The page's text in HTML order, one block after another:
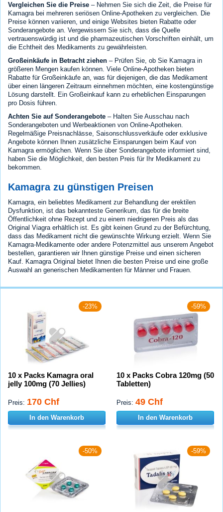
Vergleichen Sie die Preise – Nehmen Sie sich die Zeit, die Preise für
Kamagra bei mehreren seriösen Online-Apotheken zu vergleichen. Die
Preise können variieren, und einige Websites bieten Rabatte oder
Sonderangebote an. Vergewissern Sie sich, dass die Quelle
vertrauenswürdig ist und die pharmazeutischen Vorschriften einhält, um
die Echtheit des Medikaments zu gewährleisten.
Großeinkäufe in Betracht ziehen – Prüfen Sie, ob Sie Kamagra in
größeren Mengen kaufen können. Viele Online-Apotheken bieten
Rabatte für Großeinkäufe an, was für diejenigen, die das Medikament
über einen längeren Zeitraum einnehmen möchten, eine kostengünstige
Lösung darstellt. Ein Großeinkauf kann zu erheblichen Einsparungen
pro Dosis führen.
Achten Sie auf Sonderangebote – Halten Sie Ausschau nach
Sonderangeboten und Werbeaktionen von Online-Apotheken.
Regelmäßige Preisnachlässe, Saisonschlussverkäufe oder exklusive
Angebote können Ihnen zusätzliche Einsparungen beim Kauf von
Kamagra ermöglichen. Wenn Sie über Sonderangebote informiert sind,
haben Sie die Möglichkeit, den besten Preis für Ihr Medikament zu
bekommen.
Kamagra zu günstigen Preisen
Kamagra, ein beliebtes Medikament zur Behandlung der erektilen
Dysfunktion, ist das bekannteste Generikum, das für die breite
Öffentlichkeit ohne Rezept und zu einem niedrigeren Preis als das
Original Viagra erhältlich ist. Es gibt keinen Grund zu der Befürchtung,
dass das Medikament nicht die gewünschte Wirkung erzielt. Wenn Sie
Kamagra-Medikamente oder andere Potenzmittel aus unserem Angebot
bestellen, garantieren wir Ihnen günstige Preise und einen sicheren
Kauf. Kamagra Original bietet Ihnen die besten Preise und eine große
Auswahl an generischen Medikamenten für Männer und Frauen.
-23%
10 x Packs Kamagra oral
jelly 100mg (70 Jellies)
Preis: 170 Chf
In den Warenkorb
-59%
10 x Packs Cobra 120mg (50
Tabletten)
Preis: 49 Chf
In den Warenkorb
-50% -59%